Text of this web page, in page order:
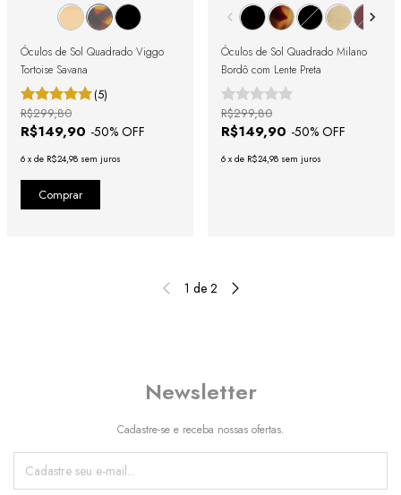
Óculos de Sol Quadrado Viggo
Tortoise Savana
(5)
R$149,90 -50% OFF
R$299,80
6 x de R$24,98 sem juros
Óculos de Sol Quadrado Milano
Bordô com Lente Preta
R$149,90 -50% OFF
R$299,80
6 x de R$24,98 sem juros
1 de 2
Newsletter
Cadastre-se e receba nossas ofertas.